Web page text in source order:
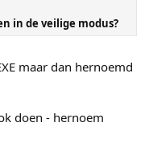
in de veilige modus?
maar dan hernoemd
doen - hernoem